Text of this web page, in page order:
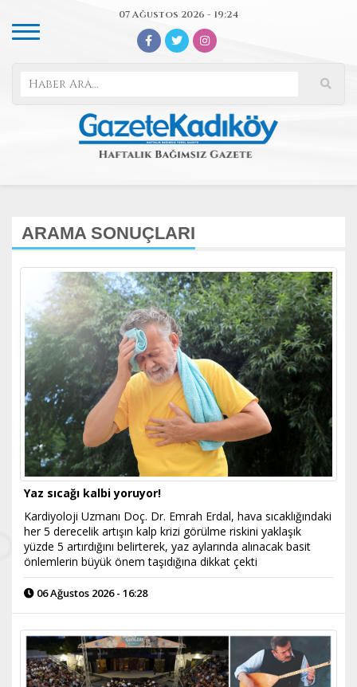
07 Ağustos 2026 - 19:24
ARAMA SONUÇLARI
Yaz sıcağı kalbi yoruyor!
Kardiyoloji Uzmanı Doç. Dr. Emrah Erdal, hava sıcaklığındaki
her 5 derecelik artışın kalp krizi görülme riskini yaklaşık
yüzde 5 artırdığını belirterek, yaz aylarında alınacak basit
önlemlerin büyük önem taşıdığına dikkat çekti
06 Ağustos 2026 - 16:28